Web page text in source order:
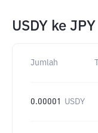
USDY ke JPY
Jumlah
0.00001 USDY